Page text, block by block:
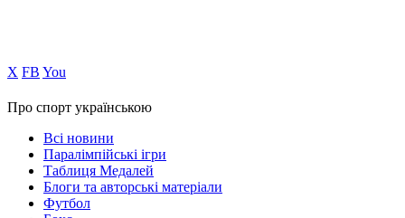
Х FB You
Про спорт українською
Всі новини
Паралімпійські ігри
Таблиця Медалей
Блоги та авторські матеріали
Футбол